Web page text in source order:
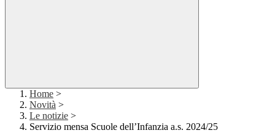
Home >
Novità >
Le notizie >
Servizio mensa Scuole dell’Infanzia a.s. 2024/25